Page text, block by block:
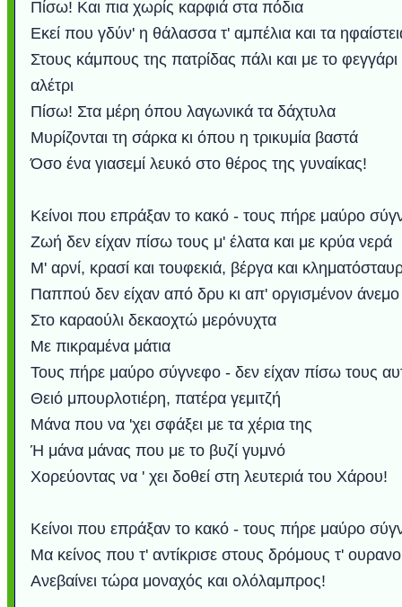
Πίσω! Και πια χωρίς καρφιά στα πόδια
Εκεί που γδύν' η θάλασσα τ' αμπέλια και τα
Στους κάμπους της πατρίδας πάλι και με το φεγγάρι
αλέτρι
Πίσω! Στα μέρη όπου λαγωνικά τα δάχτυλα
Μυρίζονται τη σάρκα κι όπου η τρικυμία βαστά
Όσο ένα γιασεμί λευκό στο θέρος της γυναίκας!
Κείνοι που επράξαν το κακό - τους πήρε μαύρο
Ζωή δεν είχαν πίσω τους μ' έλατα και με κρύα νερά
Μ' αρνί, κρασί και τουφεκιά, βέργα και
Παππού δεν είχαν από δρυ κι απ' οργισμένον άνεμο
Στο καραούλι δεκαοχτώ μερόνυχτα
Με πικραμένα μάτια
Τους πήρε μαύρο σύγνεφο - δεν είχαν πίσω τους
Θειό μπουρλοτιέρη, πατέρα γεμιτζή
Μάνα που να 'χει σφάξει με τα χέρια της
Ή μάνα μάνας που με το βυζί γυμνό
Χορεύοντας να ' χει δοθεί στη λευτεριά του Χάρου!
Κείνοι που επράξαν το κακό - τους πήρε μαύρο
Μα κείνος που τ' αντίκρισε στους δρόμους τ'
Ανεβαίνει τώρα μοναχός και ολόλαμπρος!